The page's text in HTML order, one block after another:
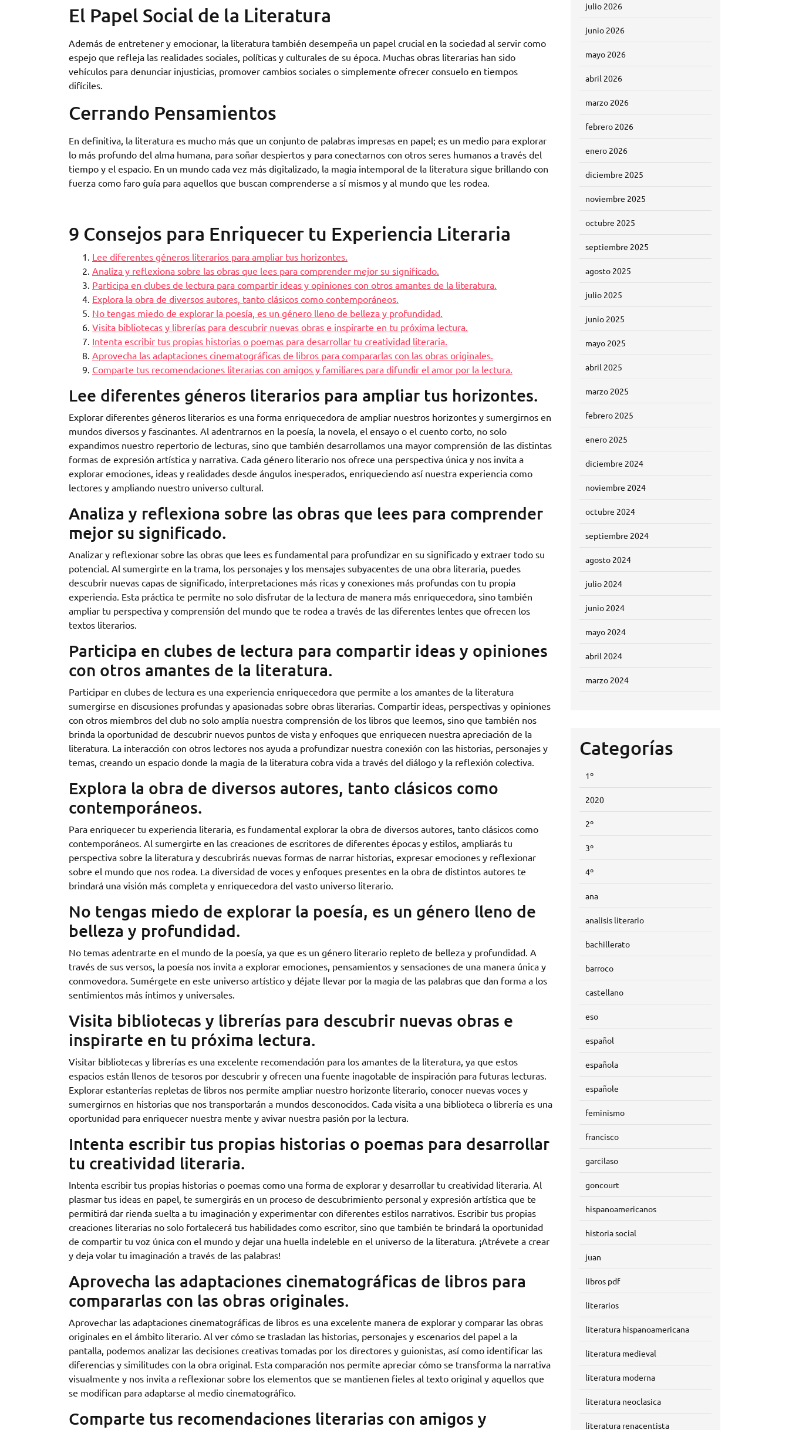
El Papel Social de la Literatura
Además de entretener y emocionar, la literatura también desempeña un papel crucial en la sociedad al servir como
espejo que refleja las realidades sociales, políticas y culturales de su época. Muchas obras literarias han sido
vehículos para denunciar injusticias, promover cambios sociales o simplemente ofrecer consuelo en tiempos
difíciles.
Cerrando Pensamientos
En definitiva, la literatura es mucho más que un conjunto de palabras impresas en papel; es un medio para explorar
lo más profundo del alma humana, para soñar despiertos y para conectarnos con otros seres humanos a través del
tiempo y el espacio. En un mundo cada vez más digitalizado, la magia intemporal de la literatura sigue brillando con
fuerza como faro guía para aquellos que buscan comprenderse a sí mismos y al mundo que les rodea.
9 Consejos para Enriquecer tu Experiencia Literaria
Lee diferentes géneros literarios para ampliar tus horizontes.
Analiza y reflexiona sobre las obras que lees para comprender mejor su significado.
Participa en clubes de lectura para compartir ideas y opiniones con otros amantes de la literatura.
Explora la obra de diversos autores, tanto clásicos como contemporáneos.
No tengas miedo de explorar la poesía, es un género lleno de belleza y profundidad.
Visita bibliotecas y librerías para descubrir nuevas obras e inspirarte en tu próxima lectura.
Intenta escribir tus propias historias o poemas para desarrollar tu creatividad literaria.
Aprovecha las adaptaciones cinematográficas de libros para compararlas con las obras originales.
Comparte tus recomendaciones literarias con amigos y familiares para difundir el amor por la lectura.
Lee diferentes géneros literarios para ampliar tus horizontes.
Explorar diferentes géneros literarios es una forma enriquecedora de ampliar nuestros horizontes y sumergirnos en
mundos diversos y fascinantes. Al adentrarnos en la poesía, la novela, el ensayo o el cuento corto, no solo
expandimos nuestro repertorio de lecturas, sino que también desarrollamos una mayor comprensión de las distintas
formas de expresión artística y narrativa. Cada género literario nos ofrece una perspectiva única y nos invita a
explorar emociones, ideas y realidades desde ángulos inesperados, enriqueciendo así nuestra experiencia como
lectores y ampliando nuestro universo cultural.
Analiza y reflexiona sobre las obras que lees para comprender
mejor su significado.
Analizar y reflexionar sobre las obras que lees es fundamental para profundizar en su significado y extraer todo su
potencial. Al sumergirte en la trama, los personajes y los mensajes subyacentes de una obra literaria, puedes
descubrir nuevas capas de significado, interpretaciones más ricas y conexiones más profundas con tu propia
experiencia. Esta práctica te permite no solo disfrutar de la lectura de manera más enriquecedora, sino también
ampliar tu perspectiva y comprensión del mundo que te rodea a través de las diferentes lentes que ofrecen los
textos literarios.
Participa en clubes de lectura para compartir ideas y opiniones
con otros amantes de la literatura.
Participar en clubes de lectura es una experiencia enriquecedora que permite a los amantes de la literatura
sumergirse en discusiones profundas y apasionadas sobre obras literarias. Compartir ideas, perspectivas y opiniones
con otros miembros del club no solo amplía nuestra comprensión de los libros que leemos, sino que también nos
brinda la oportunidad de descubrir nuevos puntos de vista y enfoques que enriquecen nuestra apreciación de la
literatura. La interacción con otros lectores nos ayuda a profundizar nuestra conexión con las historias, personajes y
temas, creando un espacio donde la magia de la literatura cobra vida a través del diálogo y la reflexión colectiva.
Explora la obra de diversos autores, tanto clásicos como
contemporáneos.
Para enriquecer tu experiencia literaria, es fundamental explorar la obra de diversos autores, tanto clásicos como
contemporáneos. Al sumergirte en las creaciones de escritores de diferentes épocas y estilos, ampliarás tu
perspectiva sobre la literatura y descubrirás nuevas formas de narrar historias, expresar emociones y reflexionar
sobre el mundo que nos rodea. La diversidad de voces y enfoques presentes en la obra de distintos autores te
brindará una visión más completa y enriquecedora del vasto universo literario.
No tengas miedo de explorar la poesía, es un género lleno de
belleza y profundidad.
No temas adentrarte en el mundo de la poesía, ya que es un género literario repleto de belleza y profundidad. A
través de sus versos, la poesía nos invita a explorar emociones, pensamientos y sensaciones de una manera única y
conmovedora. Sumérgete en este universo artístico y déjate llevar por la magia de las palabras que dan forma a los
sentimientos más íntimos y universales.
Visita bibliotecas y librerías para descubrir nuevas obras e
inspirarte en tu próxima lectura.
Visitar bibliotecas y librerías es una excelente recomendación para los amantes de la literatura, ya que estos
espacios están llenos de tesoros por descubrir y ofrecen una fuente inagotable de inspiración para futuras lecturas.
Explorar estanterías repletas de libros nos permite ampliar nuestro horizonte literario, conocer nuevas voces y
sumergirnos en historias que nos transportarán a mundos desconocidos. Cada visita a una biblioteca o librería es una
oportunidad para enriquecer nuestra mente y avivar nuestra pasión por la lectura.
Intenta escribir tus propias historias o poemas para desarrollar
tu creatividad literaria.
Intenta escribir tus propias historias o poemas como una forma de explorar y desarrollar tu creatividad literaria. Al
plasmar tus ideas en papel, te sumergirás en un proceso de descubrimiento personal y expresión artística que te
permitirá dar rienda suelta a tu imaginación y experimentar con diferentes estilos narrativos. Escribir tus propias
creaciones literarias no solo fortalecerá tus habilidades como escritor, sino que también te brindará la oportunidad
de compartir tu voz única con el mundo y dejar una huella indeleble en el universo de la literatura. ¡Atrévete a crear
y deja volar tu imaginación a través de las palabras!
Aprovecha las adaptaciones cinematográficas de libros para
compararlas con las obras originales.
Aprovechar las adaptaciones cinematográficas de libros es una excelente manera de explorar y comparar las obras
originales en el ámbito literario. Al ver cómo se trasladan las historias, personajes y escenarios del papel a la
pantalla, podemos analizar las decisiones creativas tomadas por los directores y guionistas, así como identificar las
diferencias y similitudes con la obra original. Esta comparación nos permite apreciar cómo se transforma la narrativa
visualmente y nos invita a reflexionar sobre los elementos que se mantienen fieles al texto original y aquellos que
se modifican para adaptarse al medio cinematográfico.
Comparte tus recomendaciones literarias con amigos y
julio 2026
junio 2026
mayo 2026
abril 2026
marzo 2026
febrero 2026
enero 2026
diciembre 2025
noviembre 2025
octubre 2025
septiembre 2025
agosto 2025
julio 2025
junio 2025
mayo 2025
abril 2025
marzo 2025
febrero 2025
enero 2025
diciembre 2024
noviembre 2024
octubre 2024
septiembre 2024
agosto 2024
julio 2024
junio 2024
mayo 2024
abril 2024
marzo 2024
Categorías
1º
2020
2º
3º
4º
ana
analisis literario
bachillerato
barroco
castellano
eso
español
española
españole
feminismo
francisco
garcilaso
goncourt
hispanoamericanos
historia social
juan
libros pdf
literarios
literatura hispanoamericana
literatura medieval
literatura moderna
literatura neoclasica
literatura renacentista